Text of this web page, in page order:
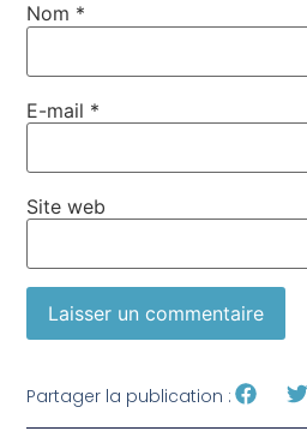
Nom *
E-mail *
Site web
Partager la publication :